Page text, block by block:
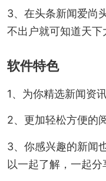
3、在头条新闻爱尚
不出户就可知道天下
软件特色
1、为你精选新闻资
2、更加轻松方便的
3、你感兴趣的新闻
以一起了解，一起分